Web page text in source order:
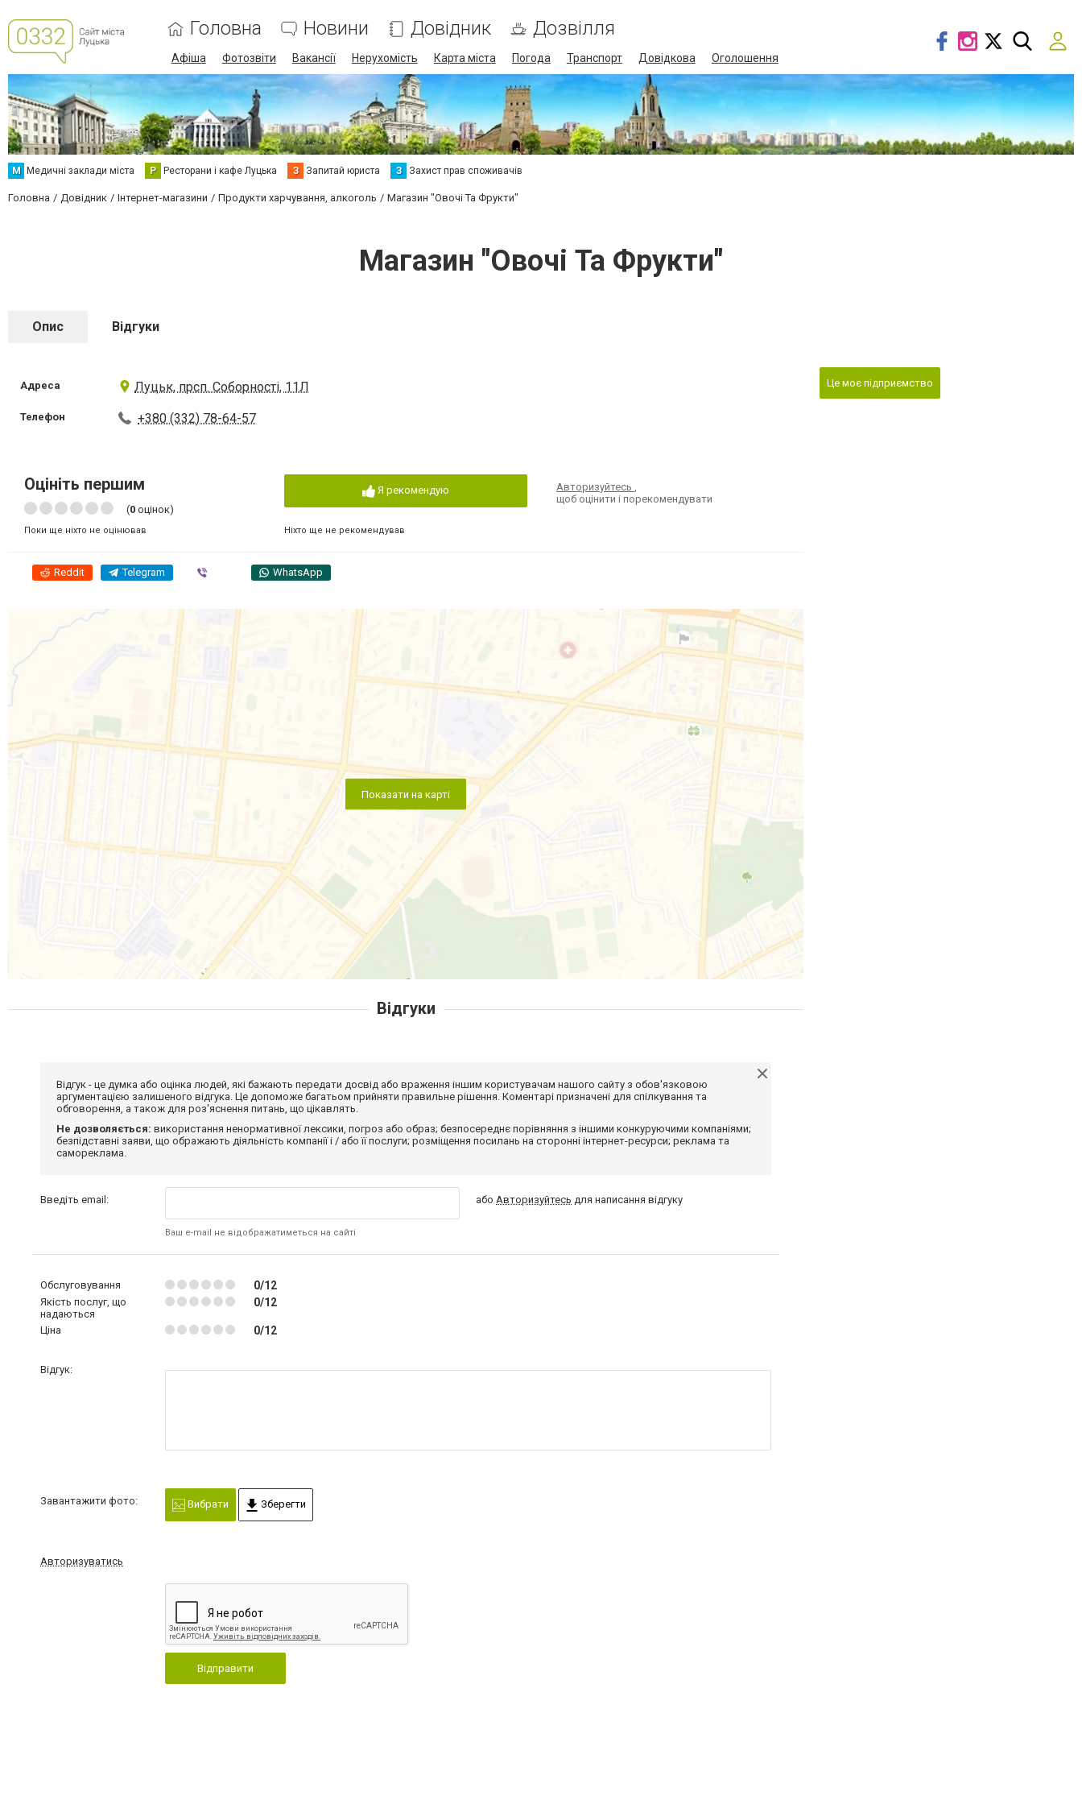
Головна Новини Довідник Дозвілля
Афіша Фотозвіти Вакансії Нерухомість Карта міста Погода Транспорт Довідкова Оголошення
М Медичні заклади міста Р Ресторани і кафе Луцька З Запитай юриста З Захист прав споживачів
Головна Довідник Інтернет-магазини Продукти харчування, алкоголь Магазин "Овочі Та Фрукти"
Магазин "Овочі Та Фрукти"
Опис Відгуки
Адреса Луцьк, прсп. Соборності, 11Л
Телефон +380 (332) 78-64-57
Оцініть першим
(0 оцінок)
Поки ще ніхто не оцінював
Я рекомендую
Ніхто ще не рекомендував
Авторизуйтесь,
щоб оцінити і порекомендувати
Reddit Telegram WhatsApp
Показати на карті
Це моє підприємство
Відгуки
Відгук - це думка або оцінка людей, які бажають передати досвід або враження іншим користувачам нашого сайту з обов'язковою
аргументацією залишеного відгука. Це допоможе багатьом прийняти правильне рішення. Коментарі призначені для спілкування та
обговорення, а також для роз'яснення питань, що цікавлять.
Не дозволяється: використання ненормативної лексики, погроз або образ; безпосереднє порівняння з іншими конкуруючими компаніями;
безпідставні заяви, що ображають діяльність компанії і / або її послуги; розміщення посилань на сторонні інтернет-ресурси; реклама та
самореклама.
Введіть email:
Ваш e-mail не відображатиметься на сайті
абоАвторизуйтесь для написання відгуку
Обслуговування 0/12
Якість послуг, що
надаються
0/12
Ціна 0/12
Відгук:
Завантажити фото: Вибрати Зберегти
Авторизуватись
Відправити